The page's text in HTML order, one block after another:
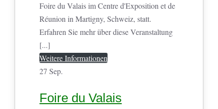
Foire du Valais im Centre d'Exposition et de
Réunion in Martigny, Schweiz, statt.
Erfahren Sie mehr über diese Veranstaltung
[...]
Weitere Informationen
27 Sep.
Foire du Valais